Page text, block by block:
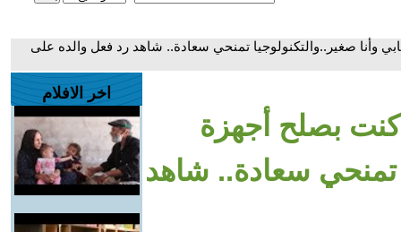
صغير..والتكنولوجيا تمنحي سعادة.. شاهد رد فعل والده على
بصلح أجهزة
تمنحي سعادة.. شاهد
اخر الافلام